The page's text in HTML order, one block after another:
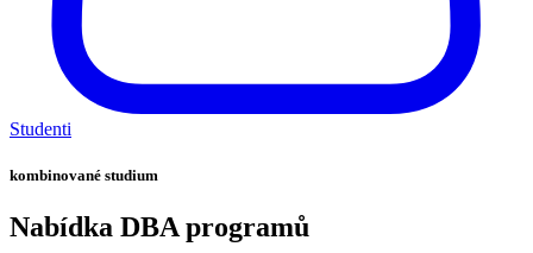
Studenti
kombinované studium
Nabídka DBA programů